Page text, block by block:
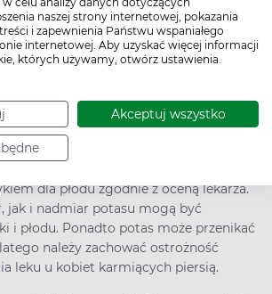
naszej strony internetowej, pokazania
i zapewnienia Państwu wspaniałego
internetowej. Aby uzyskać więcej informacji
których używamy, otwórz ustawienia.
Akceptuj wszystko
– na czym polega? Wskazania,
do badania pracy serca?
stosowanie w ciąży i w okresie
badań dotyczących wpływu tego leku
reprodukcyjne kobiet.
w ciąży jest zalecane jedynie w
dla płodu zgodnie z oceną lekarza.
jak i nadmiar potasu mogą być
i płodu. Ponadto potas może przenikać
należy zachować ostrożność
leku u kobiet karmiących piersią.